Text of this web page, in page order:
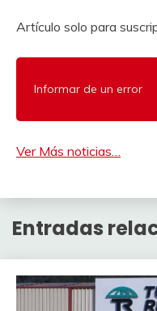
Artículo solo para
Informar de un error
Ver Más noticias…
Entradas